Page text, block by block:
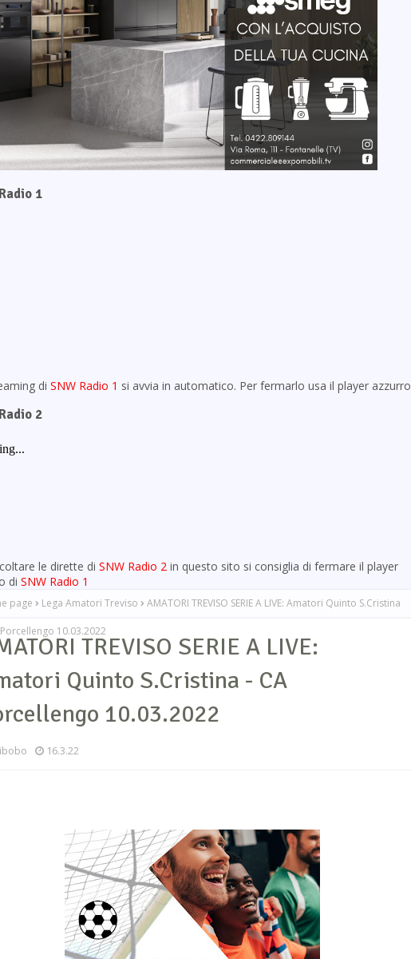
1
di SNW Radio 1 si avvia in automatico. Per fermarlo usa il player azzurro
2
le dirette di SNW Radio 2 in questo sito si consiglia di fermare il player
di SNW Radio 1
page Lega Amatori Treviso AMATORI TREVISO SERIE A LIVE: Amatori Quinto S.Cristina
10.03.2022
TREVISO SERIE A LIVE:
Quinto S.Cristina - CA
10.03.2022
16.3.22